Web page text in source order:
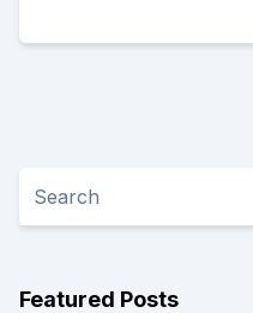
Featured Posts